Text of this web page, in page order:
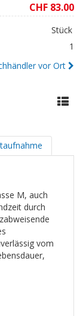
CHF 83.00
Stück
1
vor Ort
M, auch
durch
vom